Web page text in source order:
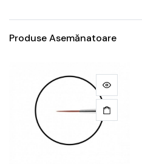
Produse Asemănatoare